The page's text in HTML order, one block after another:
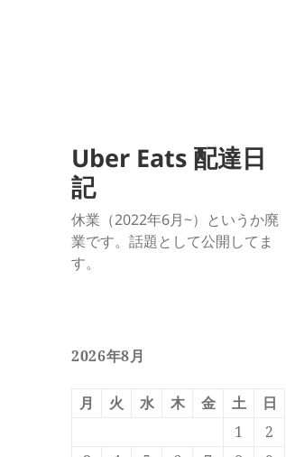
Uber Eats 配達日
記
休業（2022年6月~）というか廃
業です。話題として公開してま
す。
2026年8月
月 火 水 木 金 土
日
1
2